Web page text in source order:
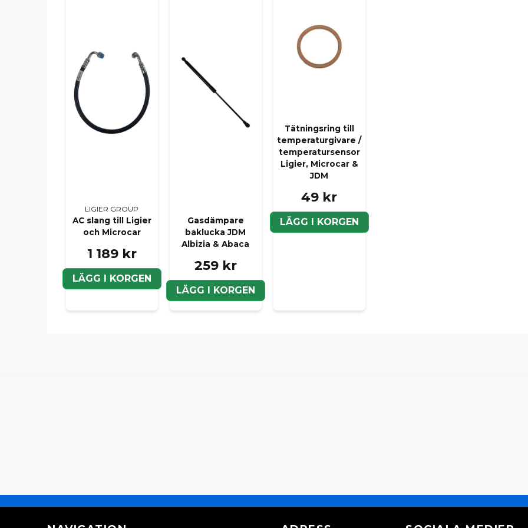
LIGIER GROUP
AC slang till Ligier
och Microcar
1 189 kr
LÄGG I KORGEN
Gasdämpare
baklucka JDM
Albizia & Abaca
259 kr
LÄGG I KORGEN
Tätningsring till
temperaturgivare /
temperatursensor
Ligier, Microcar &
JDM
49 kr
LÄGG I KORGEN